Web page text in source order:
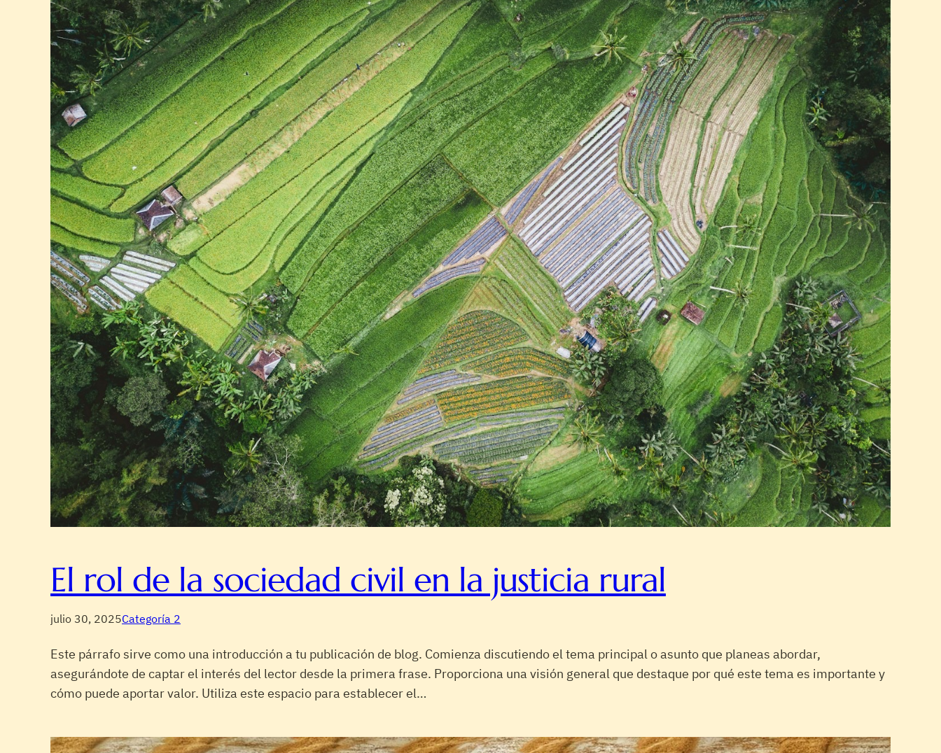
El rol de la sociedad civil en la justicia rural
julio 30, 2025Categoría 2
Este párrafo sirve como una introducción a tu publicación de blog. Comienza discutiendo el tema principal o asunto que planeas abordar,
asegurándote de captar el interés del lector desde la primera frase. Proporciona una visión general que destaque por qué este tema es importante y
cómo puede aportar valor. Utiliza este espacio para establecer el…